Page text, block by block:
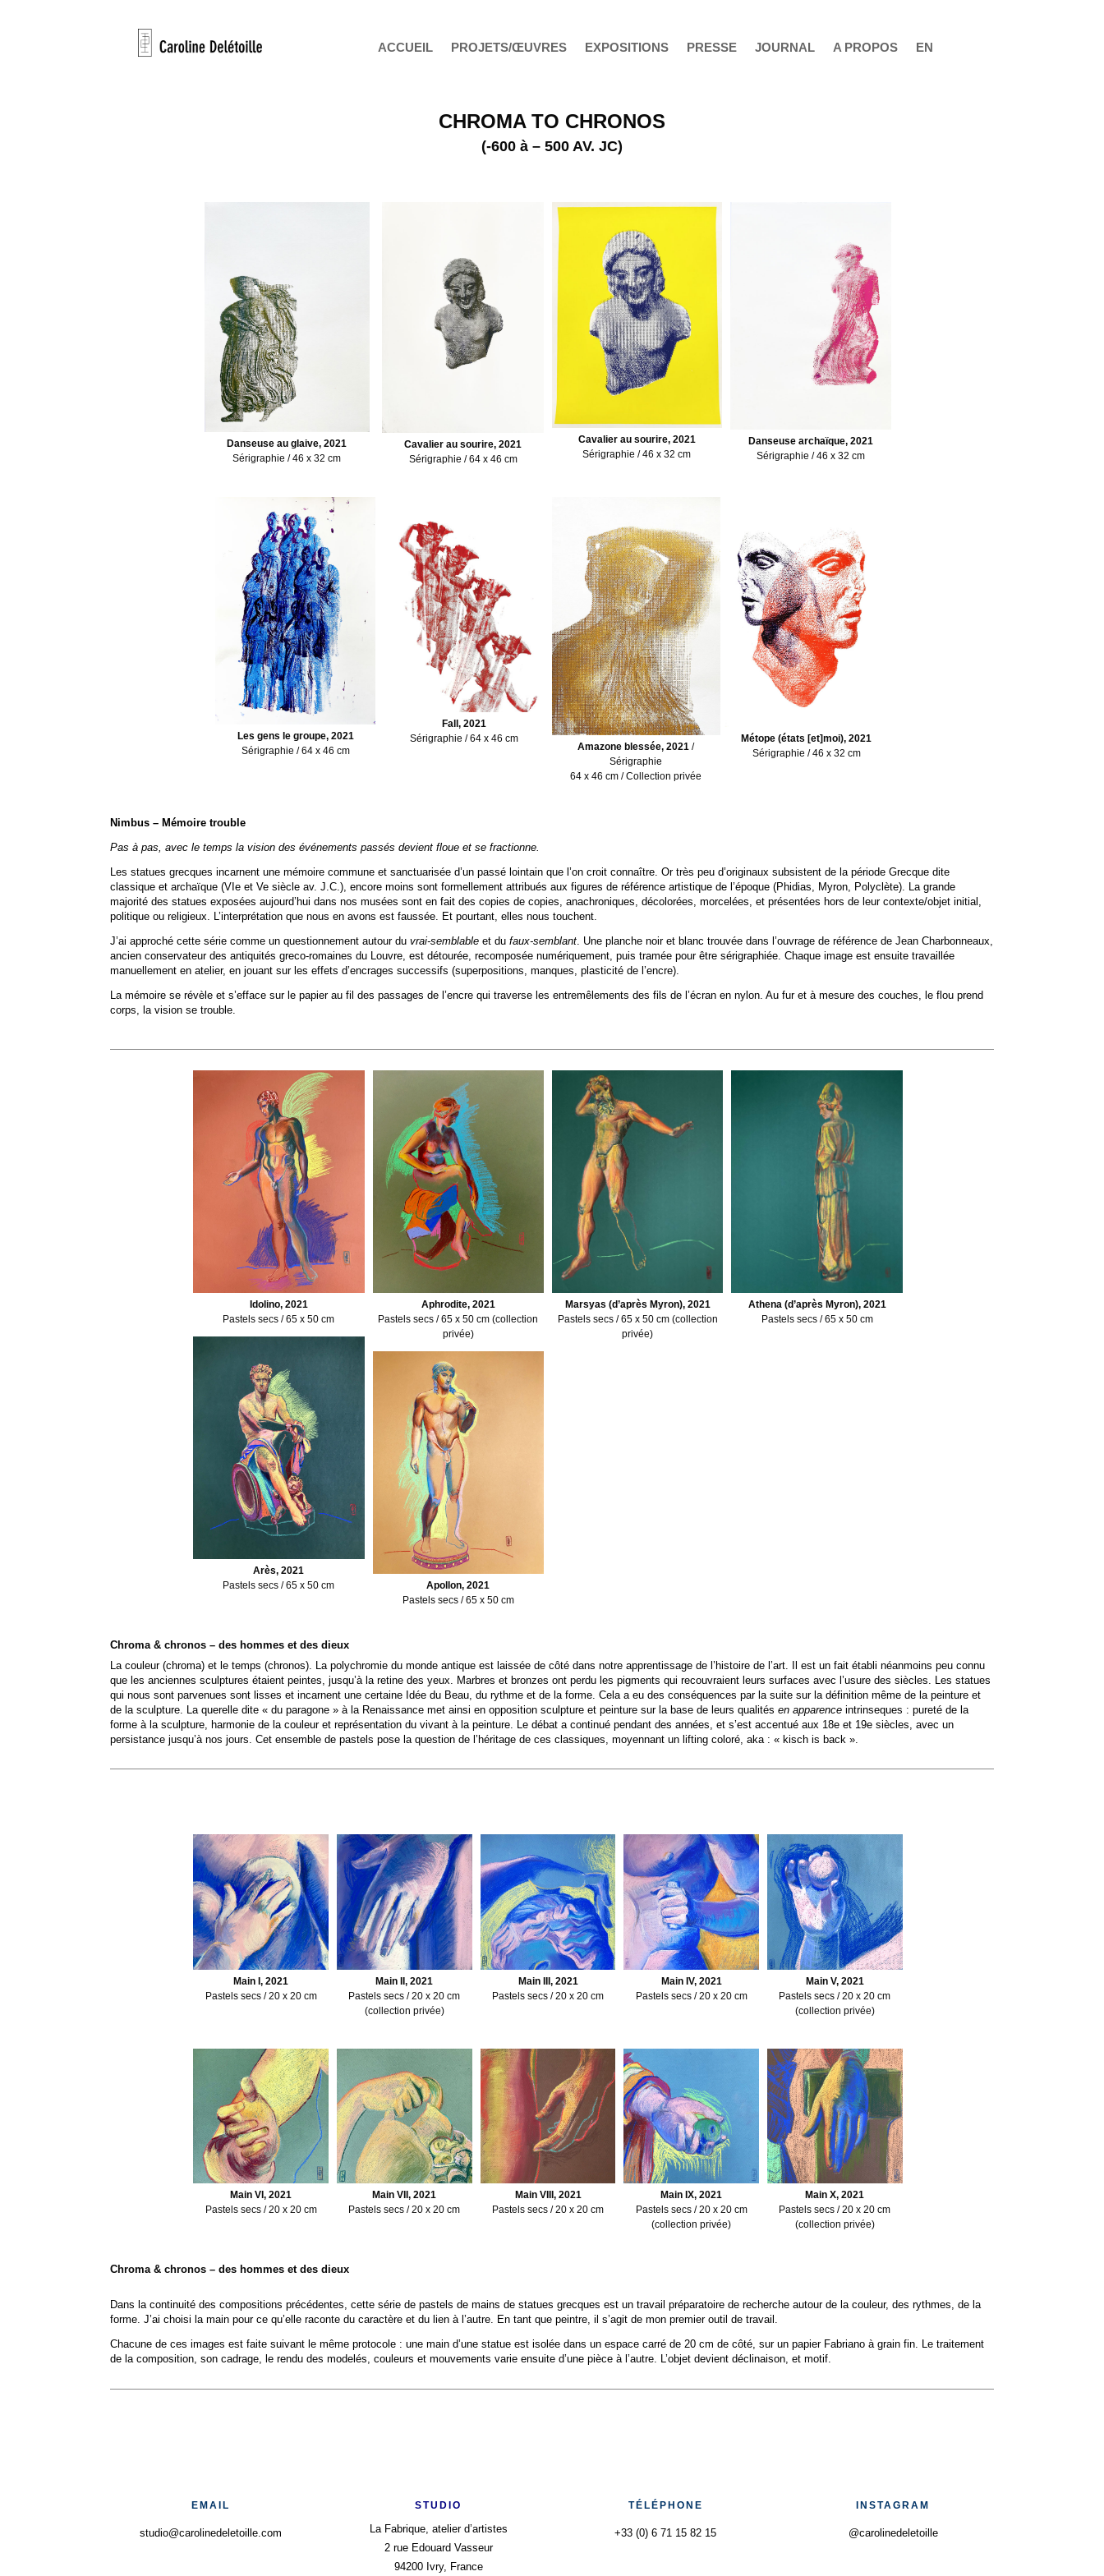
ACCUEIL PROJETS/ŒUVRES EXPOSITIONS PRESSE JOURNAL A PROPOS EN
CHROMA TO CHRONOS
(-600 à – 500 AV. JC)
Danseuse au glaive, 2021
Sérigraphie / 46 x 32 cm
Cavalier au sourire, 2021
Sérigraphie / 64 x 46 cm
Cavalier au sourire, 2021
Sérigraphie / 46 x 32 cm
Danseuse archaïque, 2021
Sérigraphie / 46 x 32 cm
Les gens le groupe, 2021
Sérigraphie / 64 x 46 cm
Fall, 2021
Sérigraphie / 64 x 46 cm
Amazone blessée, 2021/
Sérigraphie
64 x 46 cm / Collection privée
Métope (états [et]moi), 2021
Sérigraphie / 46 x 32 cm
Nimbus – Mémoire trouble
Pas à pas, avec le temps la vision des événements passés devient floue et se fractionne.
Les statues grecques incarnent une mémoire commune et sanctuarisée d’un passé lointain que l’on croit connaître. Or très peu d’originaux subsistent de la période Grecque dite
classique et archaïque (VIe et Ve siècle av. J.C.), encore moins sont formellement attribués aux figures de référence artistique de l’époque (Phidias, Myron, Polyclète). La grande
majorité des statues exposées aujourd’hui dans nos musées sont en fait des copies de copies, anachroniques, décolorées, morcelées, et présentées hors de leur contexte/objet initial,
politique ou religieux. L’interprétation que nous en avons est faussée. Et pourtant, elles nous touchent.
J’ai approché cette série comme un questionnement autour duvrai-semblable et dufaux-semblant . Une planche noir et blanc trouvée dans l’ouvrage de référence de Jean Charbonneaux,
ancien conservateur des antiquités greco-romaines du Louvre, est détourée, recomposée numériquement, puis tramée pour être sérigraphiée. Chaque image est ensuite travaillée
manuellement en atelier, en jouant sur les effets d’encrages successifs (superpositions, manques, plasticité de l’encre).
La mémoire se révèle et s’efface sur le papier au fil des passages de l’encre qui traverse les entremêlements des fils de l’écran en nylon. Au fur et à mesure des couches, le flou prend
corps, la vision se trouble.
Idolino, 2021
Pastels secs / 65 x 50 cm
Arès, 2021
Pastels secs / 65 x 50 cm
Aphrodite, 2021
Pastels secs / 65 x 50 cm (collection
privée)
Apollon, 2021
Pastels secs / 65 x 50 cm
Marsyas (d’après Myron), 2021
Pastels secs / 65 x 50 cm (collection
privée)
Athena (d’après Myron), 2021
Pastels secs / 65 x 50 cm
Chroma & chronos – des hommes et des dieux
La couleur (chroma) et le temps (chronos). La polychromie du monde antique est laissée de côté dans notre apprentissage de l’histoire de l’art. Il est un fait établi néanmoins peu connu
que les anciennes sculptures étaient peintes, jusqu’à la retine des yeux. Marbres et bronzes ont perdu les pigments qui recouvraient leurs surfaces avec l’usure des siècles. Les statues
qui nous sont parvenues sont lisses et incarnent une certaine Idée du Beau, du rythme et de la forme. Cela a eu des conséquences par la suite sur la définition même de la peinture et
de la sculpture. La querelle dite « du paragone » à la Renaissance met ainsi en opposition sculpture et peinture sur la base de leurs qualitésen apparence intrinseques : pureté de la
forme à la sculpture, harmonie de la couleur et représentation du vivant à la peinture. Le débat a continué pendant des années, et s’est accentué aux 18e et 19e siècles, avec un
persistance jusqu’à nos jours. Cet ensemble de pastels pose la question de l’héritage de ces classiques, moyennant un lifting coloré, aka : « kisch is back ».
Main I, 2021
Pastels secs / 20 x 20 cm
Main II, 2021
Pastels secs / 20 x 20 cm
(collection privée)
Main III, 2021
Pastels secs / 20 x 20 cm
Main IV, 2021
Pastels secs / 20 x 20 cm
Main V, 2021
Pastels secs / 20 x 20 cm
(collection privée)
Main VI, 2021
Pastels secs / 20 x 20 cm
Main VII, 2021
Pastels secs / 20 x 20 cm
Main VIII, 2021
Pastels secs / 20 x 20 cm
Main IX, 2021
Pastels secs / 20 x 20 cm
(collection privée)
Main X, 2021
Pastels secs / 20 x 20 cm
(collection privée)
Chroma & chronos – des hommes et des dieux
Dans la continuité des compositions précédentes, cette série de pastels de mains de statues grecques est un travail préparatoire de recherche autour de la couleur, des rythmes, de la
forme. J’ai choisi la main pour ce qu’elle raconte du caractère et du lien à l’autre. En tant que peintre, il s’agit de mon premier outil de travail.
Chacune de ces images est faite suivant le même protocole : une main d’une statue est isolée dans un espace carré de 20 cm de côté, sur un papier Fabriano à grain fin. Le traitement
de la composition, son cadrage, le rendu des modelés, couleurs et mouvements varie ensuite d’une pièce à l’autre. L’objet devient déclinaison, et motif.
EMAIL
studio@carolinedeletoille.com
STUDIO
La Fabrique, atelier d’artistes
2 rue Edouard Vasseur
94200 Ivry, France
TÉLÉPHONE
+33 (0) 6 71 15 82 15
INSTAGRAM
@carolinedeletoille